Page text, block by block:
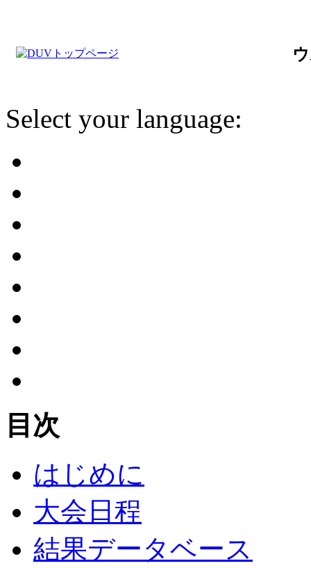
Select your language:
目次
はじめに
大会日程
結果データベース